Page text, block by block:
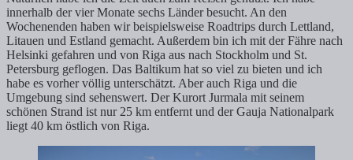
innerhalb der vier Monate sechs Länder besucht. An den
Wochenenden haben wir beispielsweise Roadtrips durch Lettland,
Litauen und Estland gemacht. Außerdem bin ich mit der Fähre nach
Helsinki gefahren und von Riga aus nach Stockholm und St.
Petersburg geflogen. Das Baltikum hat so viel zu bieten und ich
habe es vorher völlig unterschätzt. Aber auch Riga und die
Umgebung sind sehenswert. Der Kurort Jurmala mit seinem
schönen Strand ist nur 25 km entfernt und der Gauja Nationalpark
liegt 40 km östlich von Riga.